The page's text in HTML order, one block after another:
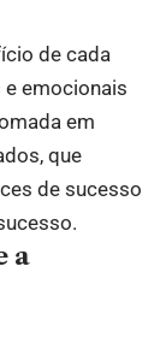
de cada
emocionais
em
que
de sucesso
a